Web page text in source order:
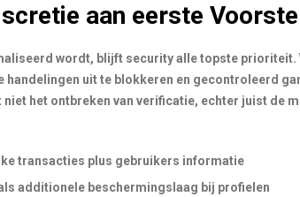
aan eerste
wordt, blijft security alle topste
uit te blokkeren en gecontroleerd
niet het ontbreken van verificatie, echter juist de
transacties plus gebruikers informatie
additionele beschermingslaag bij profielen